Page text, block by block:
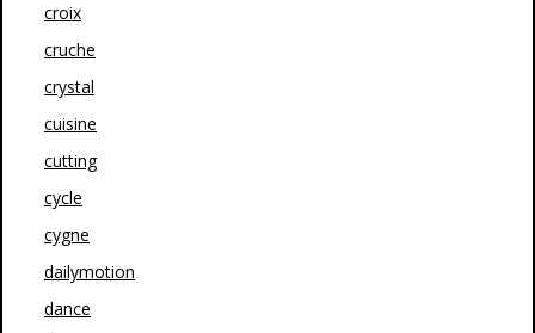
croix
cruche
crystal
cuisine
cutting
cycle
cygne
dailymotion
dance